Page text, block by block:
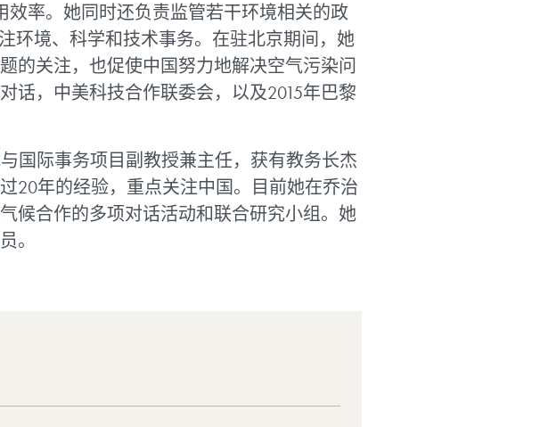
效率。她同时还负责监管若干环境相关的政
环境、科学和技术事务。在驻北京期间，她
的关注，也促使中国努力地解决空气污染问
话，中美科技合作联委会，以及2015年巴黎
国际事务项目副教授兼主任，获有教务长杰
20年的经验，重点关注中国。目前她在乔治
候合作的多项对话活动和联合研究小组。她
。